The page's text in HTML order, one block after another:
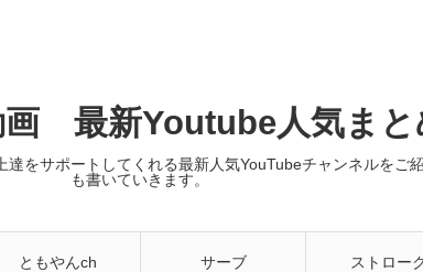
最新Youtube人気まと
をサポートしてくれる最新人気YouTubeチャンネルを
も書いていきます。
ともやんch サーブ ストロー